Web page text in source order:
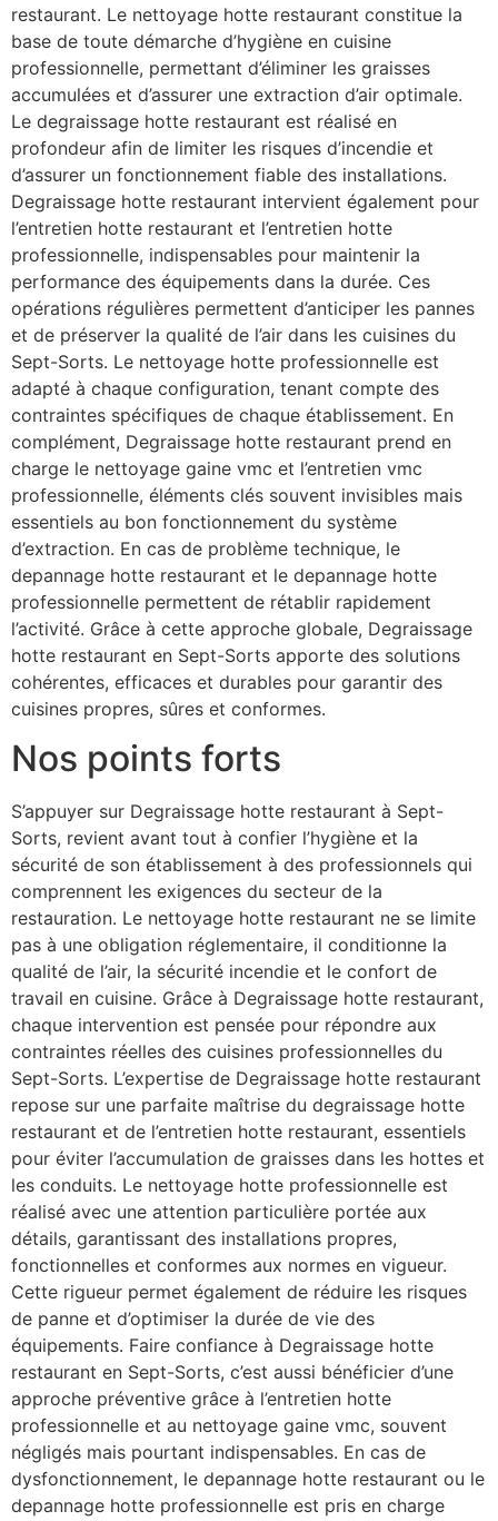
restaurant. Le nettoyage hotte restaurant constitue la
base de toute démarche d’hygiène en cuisine
professionnelle, permettant d’éliminer les graisses
accumulées et d’assurer une extraction d’air optimale.
Le degraissage hotte restaurant est réalisé en
profondeur afin de limiter les risques d’incendie et
d’assurer un fonctionnement fiable des installations.
Degraissage hotte restaurant intervient également pour
l’entretien hotte restaurant et l’entretien hotte
professionnelle, indispensables pour maintenir la
performance des équipements dans la durée. Ces
opérations régulières permettent d’anticiper les pannes
et de préserver la qualité de l’air dans les cuisines du
Sept-Sorts. Le nettoyage hotte professionnelle est
adapté à chaque configuration, tenant compte des
contraintes spécifiques de chaque établissement. En
complément, Degraissage hotte restaurant prend en
charge le nettoyage gaine vmc et l’entretien vmc
professionnelle, éléments clés souvent invisibles mais
essentiels au bon fonctionnement du système
d’extraction. En cas de problème technique, le
depannage hotte restaurant et le depannage hotte
professionnelle permettent de rétablir rapidement
l’activité. Grâce à cette approche globale, Degraissage
hotte restaurant en Sept-Sorts apporte des solutions
cohérentes, efficaces et durables pour garantir des
cuisines propres, sûres et conformes.
Nos points forts
S’appuyer sur Degraissage hotte restaurant à Sept-
Sorts, revient avant tout à confier l’hygiène et la
sécurité de son établissement à des professionnels qui
comprennent les exigences du secteur de la
restauration. Le nettoyage hotte restaurant ne se limite
pas à une obligation réglementaire, il conditionne la
qualité de l’air, la sécurité incendie et le confort de
travail en cuisine. Grâce à Degraissage hotte restaurant,
chaque intervention est pensée pour répondre aux
contraintes réelles des cuisines professionnelles du
Sept-Sorts. L’expertise de Degraissage hotte restaurant
repose sur une parfaite maîtrise du degraissage hotte
restaurant et de l’entretien hotte restaurant, essentiels
pour éviter l’accumulation de graisses dans les hottes et
les conduits. Le nettoyage hotte professionnelle est
réalisé avec une attention particulière portée aux
détails, garantissant des installations propres,
fonctionnelles et conformes aux normes en vigueur.
Cette rigueur permet également de réduire les risques
de panne et d’optimiser la durée de vie des
équipements. Faire confiance à Degraissage hotte
restaurant en Sept-Sorts, c’est aussi bénéficier d’une
approche préventive grâce à l’entretien hotte
professionnelle et au nettoyage gaine vmc, souvent
négligés mais pourtant indispensables. En cas de
dysfonctionnement, le depannage hotte restaurant ou le
depannage hotte professionnelle est pris en charge